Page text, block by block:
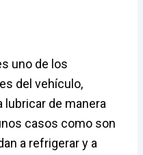
uno de los
del vehículo,
lubricar de manera
casos como son
a refrigerar y a